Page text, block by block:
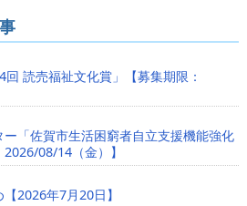
読売福祉文化賞」【募集期限：
「佐賀市生活困窮者自立支援機能強化
08/14（金）】
2026年7月20日】